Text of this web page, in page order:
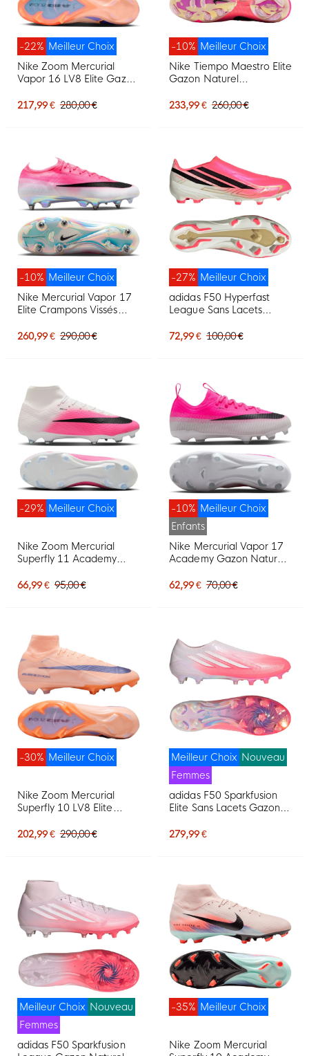
Meilleur Choix
-22%
Nike Zoom Mercurial
Vapor 16 LV8 Elite Gazon
Foot (FG) Rose Saumon
217,99 € 280,00 €
Meilleur Choix
-10%
Nike Tiempo Maestro Elite
Gazon Naturel
Rose Vif Noir
233,99 € 260,00 €
Meilleur Choix
-10%
Nike Mercurial Vapor 17
Elite Crampons Vissés
Rose Vif Blanc Noir
260,99 € 290,00 €
Meilleur Choix
-27%
adidas F50 Hyperfast
League Sans Lacets
Chaussures de Foot (FG)
72,99 € 100,00 €
Meilleur Choix
-29%
Nike Zoom Mercurial
Superfly 11 Academy
Chaussures de Foot (MG)
66,99 € 95,00 €
Meilleur Choix
-10%
Enfants
Nike Mercurial Vapor 17
Academy Gazon Naturel
Chaussures de Foot (MG)
62,99 € 70,00 €
Meilleur Choix
-30%
Nike Zoom Mercurial
Superfly 10 LV8 Elite
Chaussures de Foot (FG)
202,99 € 290,00 €
Meilleur Choix Nouveau
Femmes
adidas F50 Sparkfusion
Elite Sans Lacets Gazon
Chaussures de Foot (MG)
279,99 €
Meilleur Choix Nouveau
Femmes
adidas F50 Sparkfusion
Meilleur Choix
-35%
Nike Zoom Mercurial